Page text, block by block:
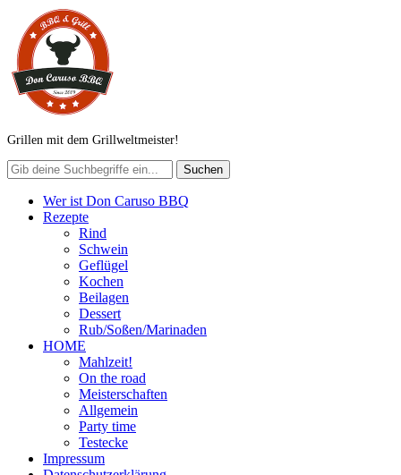
Grillen mit dem Grillweltmeister!
Wer ist Don Caruso BBQ
Rezepte
Rind
Schwein
Geflügel
Kochen
Beilagen
Dessert
Rub/Soßen/Marinaden
HOME
Mahlzeit!
On the road
Meisterschaften
Allgemein
Party time
Testecke
Impressum